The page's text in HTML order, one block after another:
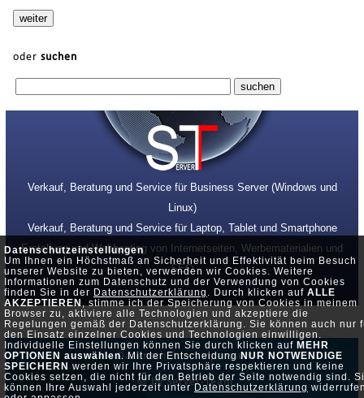
Datenschutzeinstellungen
Um Ihnen ein Höchstmaß an Sicherheit und Effektivität beim Besuch
unserer Website zu bieten, verwenden wir Cookies. Weitere
Informationen zum Datenschutz und der Verwendung von Cookies
finden Sie in der Datenschutzerklärung . Durch klicken auf ALLE
AKZEPTIEREN, stimme ich der Speicherung von Cookies in meinem
Browser zu, aktiviere alle Technologien und akzeptiere die
Regelungen gemäß der Datenschutzerklärung. Sie können auch nur
den Einsatz einzelner Cookies und Technologien einwilligen.
Individuelle Einstellungen können Sie durch klicken auf MEHR
OPTIONEN auswählen. Mit der EntscheidungNUR NOTWENDIGE
SPEICHERN werden wir Ihre Privatsphäre respektieren und keine
Cookies setzen, die nicht für den Betrieb der Seite notwendig sind.
können Ihre Auswahl jederzeit unterDatenschutzerklärung
oder suchen
Verkauf, Beratung und Service für Business Server (Windows und
Linux)
Verkauf, Beratung und Service für Laptop, Tablet und Smartphone
Erstellung und Webhosting von Internetseiten, Werbematerialien und
SEO
Datenschutz •Impressum
© by Server-Team